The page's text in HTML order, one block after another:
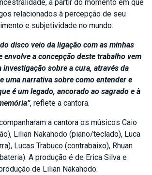
a partir do momento em que
relacionados à percepção de seu
e subjetividade no mundo.
disco veio da ligação com as minhas
envolve a concepção deste trabalho vem
investigação sobre a cura, através da
uma narrativa sobre como entender e
é um legado, ancorado ao sagrado e à
, reflete a cantora.
a cantora os músicos Caio
Lilian Nakahodo (piano/teclado), Luca
Lucas Trabuco (contrabaixo), Rhuan
A produção é de Erica Silva e
de Lilian Nakahodo.